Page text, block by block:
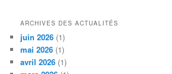
ARCHIVES DES ACTUALITÉS
juin 2026 (1)
mai 2026 (1)
avril 2026 (1)